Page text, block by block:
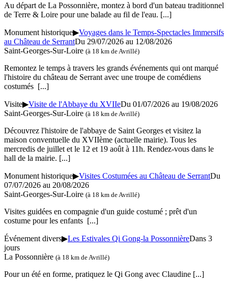
Au départ de La Possonnière, montez à bord d'un bateau traditionnel
de Terre & Loire pour une balade au fil de l'eau. [...]
Monument historique▶Voyages dans le Temps-Spectacles Immersifs
au Château de SerrantDu 29/07/2026 au 12/08/2026
Saint-Georges-Sur-Loire (à 18 km de Avrillé)
Remontez le temps à travers les grands événements qui ont marqué
l'histoire du château de Serrant avec une troupe de comédiens
costumés [...]
Visite▶Visite de l'Abbaye du XVIIeDu 01/07/2026 au 19/08/2026
Saint-Georges-Sur-Loire (à 18 km de Avrillé)
Découvrez l'histoire de l'abbaye de Saint Georges et visitez la
maison conventuelle du XVIIème (actuelle mairie). Tous les
mercredis de juillet et le 12 et 19 août à 11h. Rendez-vous dans le
hall de la mairie. [...]
Monument historique▶Visites Costumées au Château de SerrantDu
07/07/2026 au 20/08/2026
Saint-Georges-Sur-Loire (à 18 km de Avrillé)
Visites guidées en compagnie d'un guide costumé ; prêt d'un
costume pour les enfants [...]
Événement divers▶Les Estivales Qi Gong-la PossonnièreDans 3
jours
La Possonnière (à 18 km de Avrillé)
Pour un été en forme, pratiquez le Qi Gong avec Claudine [...]